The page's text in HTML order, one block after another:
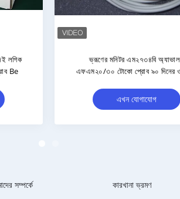
M2734B আল্ট্রাসাউন্ড প্রোব
জরায়ু সংকোচন প্রোব FM20 FM30
এখন যোগাযোগ
সম্পর্কে কারখানা ভ্রমণ